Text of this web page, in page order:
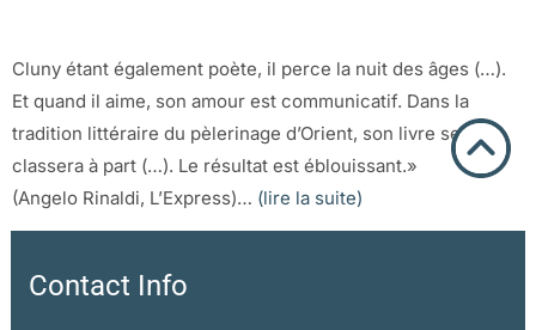
Cluny étant également poète, il perce la nuit des âges (…).
Et quand il aime, son amour est communicatif. Dans la
tradition littéraire du pèlerinage d’Orient, son livre se
classera à part (…). Le résultat est éblouissant.»
(Angelo Rinaldi, L’Express)… (lire la suite)
Contact Info